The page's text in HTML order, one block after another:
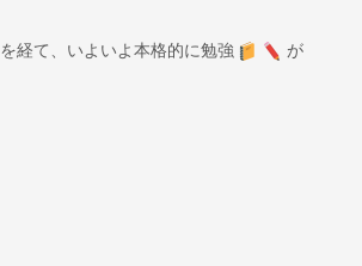
を経て、いよいよ本格的に勉強 が